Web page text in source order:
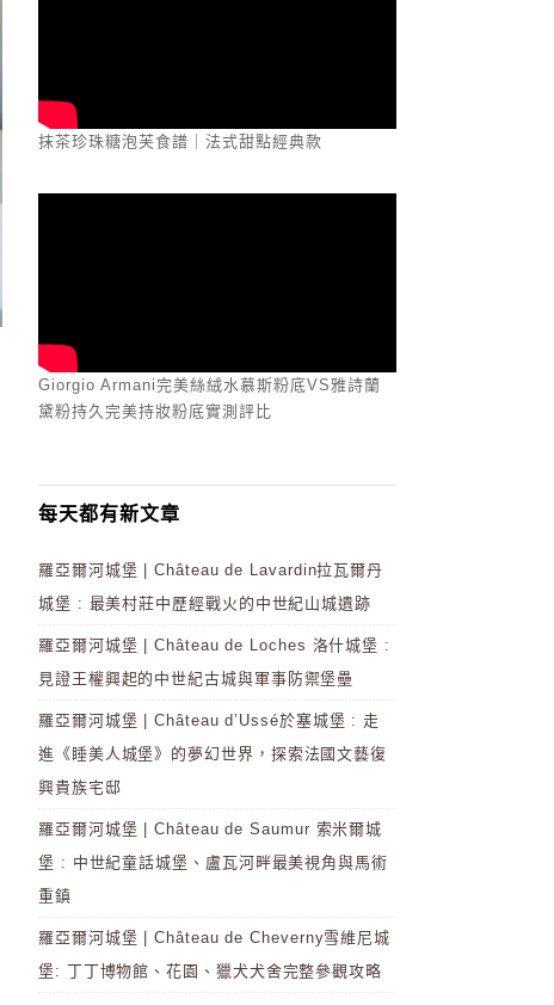
抹茶珍珠糖泡芙食譜｜法式甜點經典款
Giorgio Armani完美絲絨水慕斯粉底VS雅詩蘭
黛粉持久完美持妝粉底實測評比
每天都有新文章
羅亞爾河城堡 | Château de Lavardin拉瓦爾丹
城堡 : 最美村莊中歷經戰火的中世紀山城遺跡
羅亞爾河城堡 | Château de Loches 洛什城堡 :
見證王權興起的中世紀古城與軍事防禦堡壘
羅亞爾河城堡 | Château d’Ussé於塞城堡 : 走
進《睡美人城堡》的夢幻世界，探索法國文藝復
興貴族宅邸
羅亞爾河城堡 | Château de Saumur 索米爾城
堡 : 中世紀童話城堡、盧瓦河畔最美視角與馬術
重鎮
羅亞爾河城堡 | Château de Cheverny雪維尼城
堡: 丁丁博物館、花園、獵犬犬舍完整參觀攻略